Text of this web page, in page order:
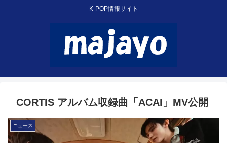
K-POP情報サイト
CORTIS アルバム収録曲「ACAI」MV公開
ニュース